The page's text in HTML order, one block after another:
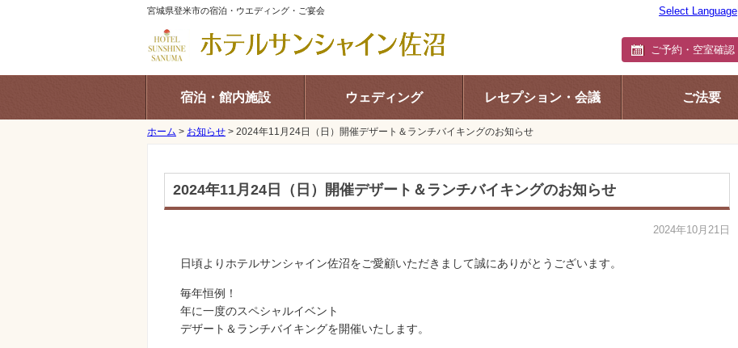
宮城県登米市の宿泊・ウエディング・ご宴会
ご予約・空室確認
Select Language
宿泊・館内施設 ウェディング レセプション・会議 ご法要
ホーム > お知らせ > 2024年11月24日（日）開催デザート＆ランチバイキングのお知らせ
2024年11月24日（日）開催デザート＆ランチバイキングのお知らせ
2024年10月21日
日頃よりホテルサンシャイン佐沼をご愛顧いただきまして誠にありがとうございます。
毎年恒例！
年に一度のスペシャルイベント
デザート＆ランチバイキングを開催いたします。